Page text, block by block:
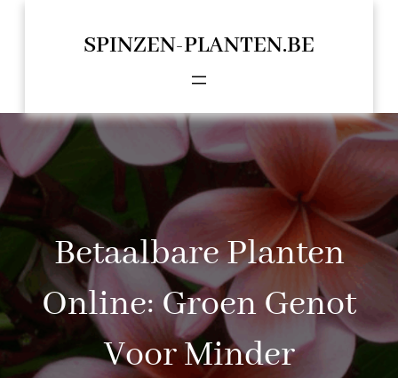
SPINZEN-PLANTEN.BE
Betaalbare Planten
Online: Groen Genot
Voor Minder